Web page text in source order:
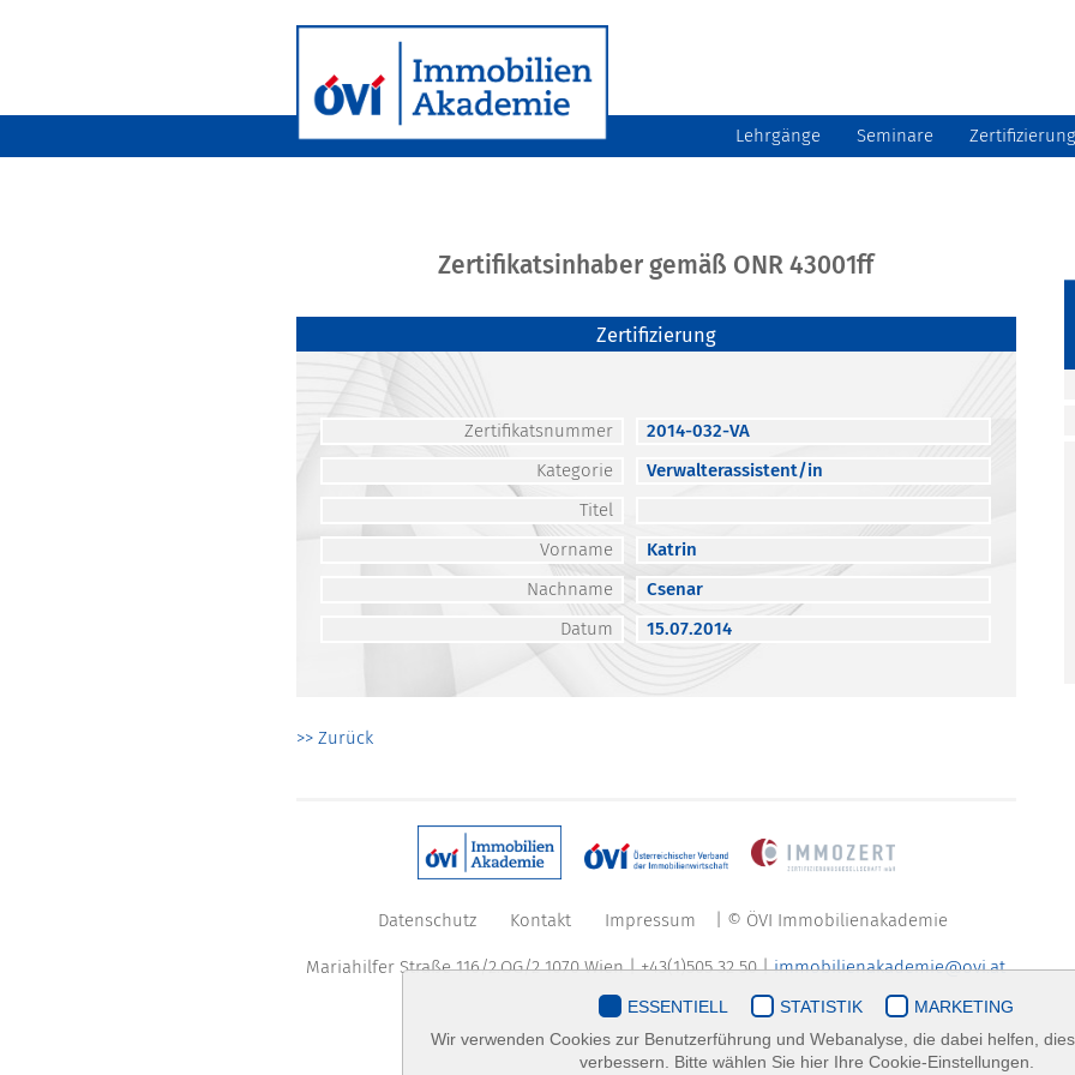
Lehrgänge Seminare Zertifizierung
Zertifikatsinhaber gemäß ONR 43001ff
Zertifizierung
Zertifikatsnummer
2014-032-VA
Kategorie
Verwalterassistent/in
Titel
Vorname
Katrin
Nachname
Csenar
Datum
15.07.2014
>> Zurück
Datenschutz Kontakt Impressum | © ÖVI Immobilienakademie
Mariahilfer Straße 116/2.OG/2 1070 Wien | +43(1)505 32 50 |immobilienakademie@ovi.at
ESSENTIELL STATISTIK
MARKETING
Wir verwenden Cookies zur Benutzerführung und Webanalyse, die dabei helfen,
verbessern. Bitte wählen Sie hier Ihre Cookie-Einstellungen.